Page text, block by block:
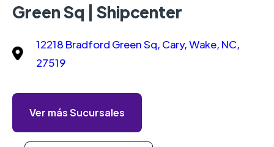
Green Sq | Shipcenter
12218 Bradford Green Sq, Cary, Wake, NC,
27519
Ver más Sucursales